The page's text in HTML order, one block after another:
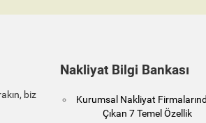
biz
Nakliyat Bilgi Bankası
Kurumsal Nakliyat
Çıkan 7 Temel Özellik